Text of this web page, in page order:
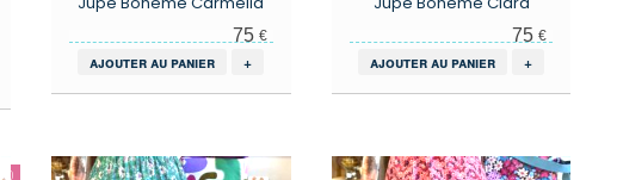
75 €
ajouter au panier +
75€
ajouter au panier +